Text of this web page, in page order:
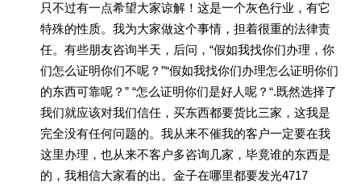
只不过有一点希望大家谅解！这是一个灰色行业，有它
特殊的性质。我为大家做这个事情，担着很重的法律责
任。有些朋友咨询半天，后问，“假如我找你们办理，你
们怎么证明你们不呢？”“假如我找你们办理怎么证明你们
的东西可靠呢？” “怎么证明你们是好人呢？“.既然选择了
我们就应该对我们信任，买东西都要货比三家，这我是
完全没有任何问题的。我从来不催我的客户一定要在我
这里办理，也从来不客户多咨询几家，毕竟谁的东西是
的，我相信大家看的出。金子在哪里都要发光4717